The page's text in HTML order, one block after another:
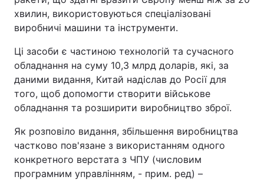
Тема оформлення
хвилин, використовуються спеціалізовані
виробничі машини та інструменти.
Ці засоби є частиною технологій та сучасного
обладнання на суму 10,3 млрд доларів, які, за
даними видання, Китай надіслав до Росії для
того, щоб допомогти створити військове
обладнання та розширити виробництво зброї.
Як розповіло видання, збільшення виробництва
частково пов'язане з використанням одного
конкретного верстата з ЧПУ (числовим
програмним управлінням, - прим. ред) –